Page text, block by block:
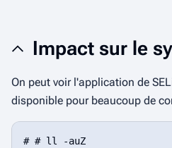
Impact sur le
On peut voir l'application de
disponible pour beaucoup de
# # ll -auZ